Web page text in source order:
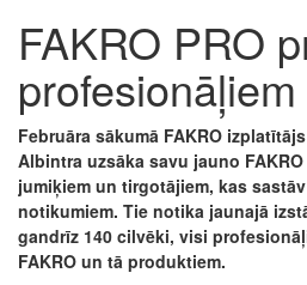
FAKRO PRO
profesionāļiem
Februāra sākumā FAKRO
Albintra uzsāka savu jauno FAKRO
jumiķiem un tirgotājiem, kas
notikumiem. Tie notika jaunajā
gandrīz 140 cilvēki, visi
FAKRO un tā produktiem.